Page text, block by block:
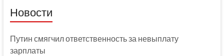
Новости
Путин смягчил ответственность за невыплату
зарплаты